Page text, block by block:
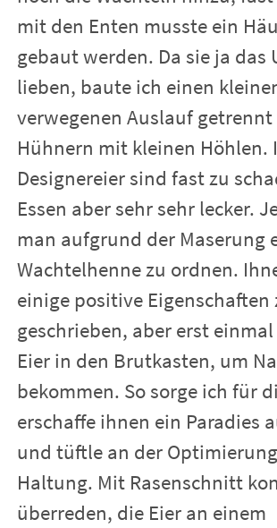
mit den Enten musste ein
gebaut werden. Da sie ja das
lieben, baute ich einen
verwegenen Auslauf getrennt
Hühnern mit kleinen Höhlen.
Designereier sind fast zu
Essen aber sehr sehr lecker.
man aufgrund der Maserung
Wachtelhenne zu ordnen.
einige positive Eigenschaften
geschrieben, aber erst
Eier in den Brutkasten, um
bekommen. So sorge ich für
erschaffe ihnen ein Paradies
und tüftle an der
Haltung. Mit Rasenschnitt
überreden, die Eier an einem